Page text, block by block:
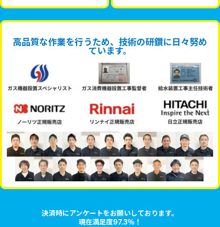
高品質な作業を行うため、技術の研鑽に日々努め
ています。
決済時にアンケートをお願いしております。
現在満足度97.3％！